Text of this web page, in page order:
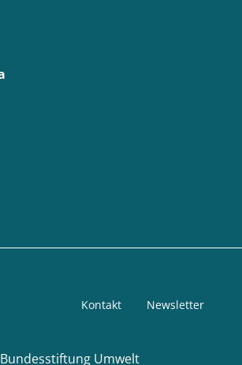
Umwelt
Kontakt Newsletter